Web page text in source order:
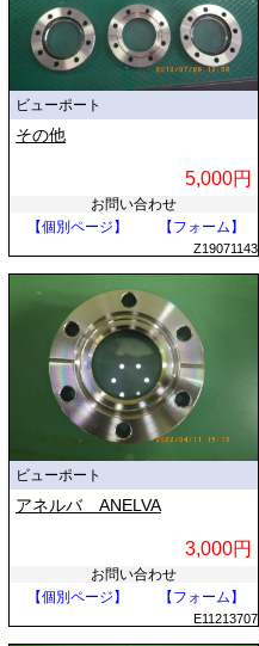
ビューポート
その他
5,000円
お問い合わせ
【個別ページ】
【フォーム】
Z19071143
ビューポート
アネルバ ANELVA
3,000円
お問い合わせ
【個別ページ】
【フォーム】
E11213707